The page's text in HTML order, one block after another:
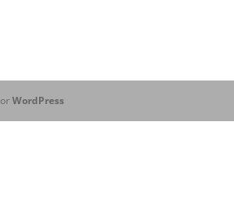
WordPress